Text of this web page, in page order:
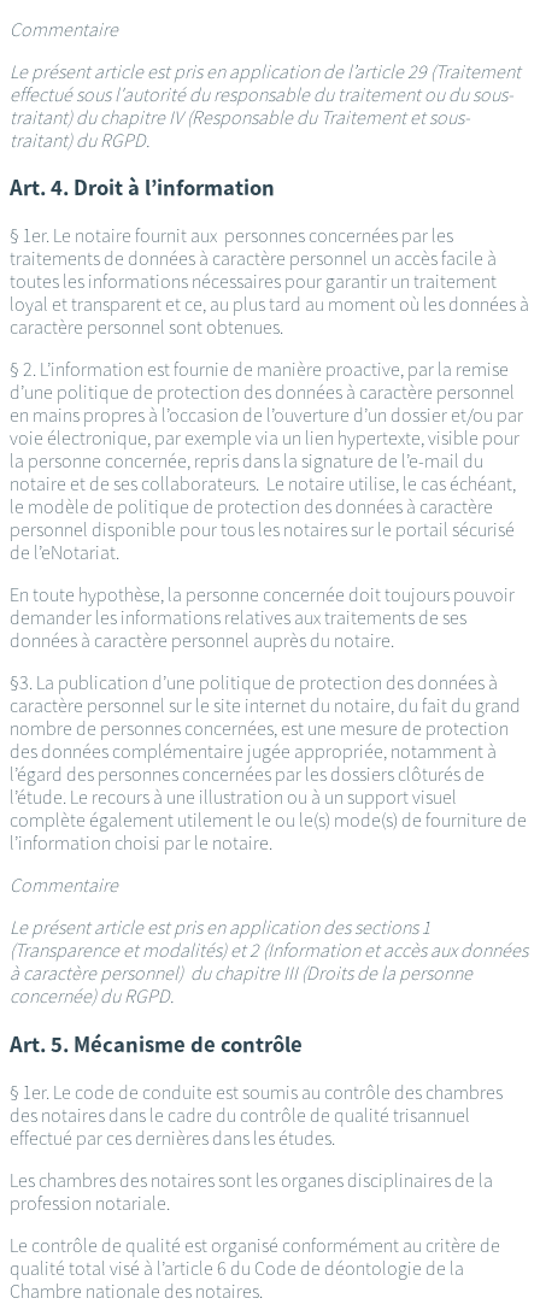
Commentaire
Le présent article est pris en application de l’article 29 (Traitement
effectué sous l'autorité du responsable du traitement ou du sous-
traitant) du chapitre IV (Responsable du Traitement et sous-
traitant) du RGPD.
Art. 4. Droit à l’information
§ 1er. Le notaire fournit aux personnes concernées par les
traitements de données à caractère personnel un accès facile à
toutes les informations nécessaires pour garantir un traitement
loyal et transparent et ce, au plus tard au moment où les données à
caractère personnel sont obtenues.
§ 2. L’information est fournie de manière proactive, par la remise
d’une politique de protection des données à caractère personnel
en mains propres à l’occasion de l’ouverture d’un dossier et/ou par
voie électronique, par exemple via un lien hypertexte, visible pour
la personne concernée, repris dans la signature de l’e-mail du
notaire et de ses collaborateurs. Le notaire utilise, le cas échéant,
le modèle de politique de protection des données à caractère
personnel disponible pour tous les notaires sur le portail sécurisé
de l’eNotariat.
En toute hypothèse, la personne concernée doit toujours pouvoir
demander les informations relatives aux traitements de ses
données à caractère personnel auprès du notaire.
§3. La publication d’une politique de protection des données à
caractère personnel sur le site internet du notaire, du fait du grand
nombre de personnes concernées, est une mesure de protection
des données complémentaire jugée appropriée, notamment à
l’égard des personnes concernées par les dossiers clôturés de
l’étude. Le recours à une illustration ou à un support visuel
complète également utilement le ou le(s) mode(s) de fourniture de
l’information choisi par le notaire.
Commentaire
Le présent article est pris en application des sections 1
(Transparence et modalités) et 2 (Information et accès aux données
à caractère personnel) du chapitre III (Droits de la personne
concernée) du RGPD.
Art. 5. Mécanisme de contrôle
§ 1er. Le code de conduite est soumis au contrôle des chambres
des notaires dans le cadre du contrôle de qualité trisannuel
effectué par ces dernières dans les études.
Les chambres des notaires sont les organes disciplinaires de la
profession notariale.
Le contrôle de qualité est organisé conformément au critère de
qualité total visé à l’article 6 du Code de déontologie de la
Chambre nationale des notaires.